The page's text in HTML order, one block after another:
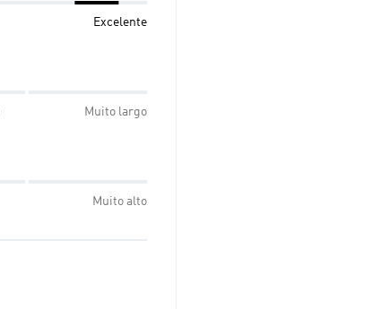
Excelente
Muito largo
Muito alto